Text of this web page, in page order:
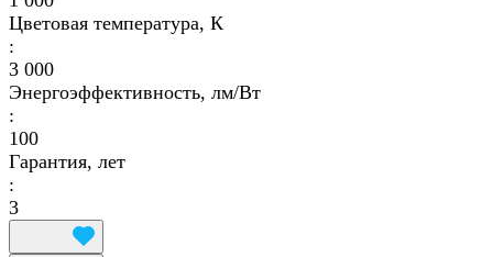
Цветовая температура, К
:
3 000
Энергоэффективность, лм/Вт
:
100
Гарантия, лет
:
3